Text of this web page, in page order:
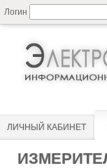
Логин
ЛИЧНЫЙ КАБИНЕТ